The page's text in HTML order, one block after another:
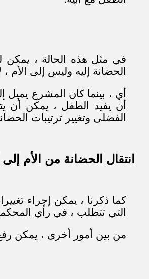
في مثل هذه الحالة ،
الحضانة إليه وليس إلى
أي ، بينما كان المشرع يميل
أن يفيد الطفل ، يمكن أن
الفضلى وتغيير ترتيبات
انتقال الحضانة من الأم
كما ذكرنا ، يمكن إجراء
التي تتطلب ، في رأي
من بين أمور أخرى ، يمكن